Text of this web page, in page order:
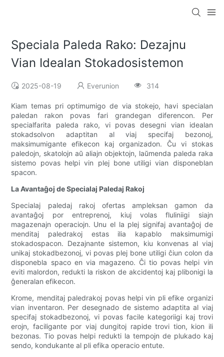
Speciala Paleda Rako: Dezajnu
Vian Idealan Stokadosistemon
2025-08-19 Everunion 314
Kiam temas pri optimumigo de via stokejo, havi specialan
paledan rakon povas fari grandegan diferencon. Per
specialfarita paleda rako, vi povas desegni vian idealan
stokadsolvon adaptitan al viaj specifaj bezonoj,
maksimumigante efikecon kaj organizadon. Ĉu vi stokas
paledojn, skatolojn aŭ aliajn objektojn, laŭmenda paleda raka
sistemo povas helpi vin plej bone utiligi vian disponeblan
spacon.
La Avantaĝoj de Specialaj Paledaj Rakoj
Specialaj paledaj rakoj ofertas ampleksan gamon da
avantaĝoj por entreprenoj, kiuj volas fluliniigi siajn
magazenajn operaciojn. Unu el la plej signifaj avantaĝoj de
menditaj paledrakoj estas ilia kapablo maksimumigi
stokadospacon. Dezajnante sistemon, kiu konvenas al viaj
unikaj stokadbezonoj, vi povas plej bone utiligi ĉiun colon da
disponebla spaco en via magazeno. Ĉi tio povas helpi vin
eviti malordon, redukti la riskon de akcidentoj kaj plibonigi la
ĝeneralan efikecon.
Krome, menditaj paledrakoj povas helpi vin pli efike organizi
vian inventaron. Per desegnado de sistemo adaptita al viaj
specifaj stokadbezonoj, vi povas facile kategoriigi kaj trovi
erojn, faciligante por viaj dungitoj rapide trovi tion, kion ili
bezonas. Tio povas helpi redukti la tempojn de plukado kaj
sendo, kondukante al pli efika operacio entute.